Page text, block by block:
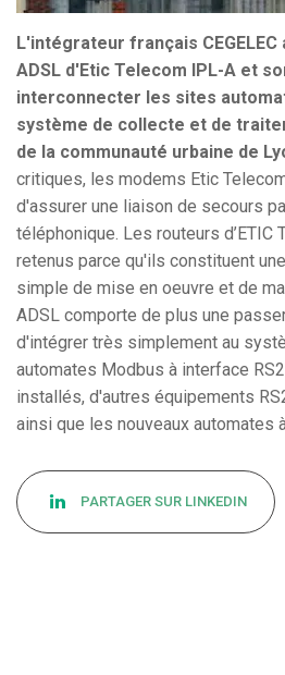
L'intégrateur français
ADSL d'Etic Telecom IPL-A et
interconnecter les sites
système de collecte et de
de la communauté urbaine de
critiques, les modems Etic
d'assurer une liaison de secours
téléphonique. Les routeurs d’ETIC
retenus parce qu'ils constituent
simple de mise en oeuvre et de
ADSL comporte de plus une
d'intégrer très simplement au
automates Modbus à interface
installés, d'autres équipements
ainsi que les nouveaux automates
PARTAGER SUR LINKEDIN